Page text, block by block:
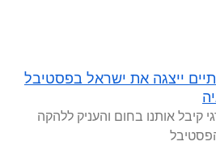
ייצגה את ישראל בפסטיבל
קיבל אותנו בחום והעניק ללהקה